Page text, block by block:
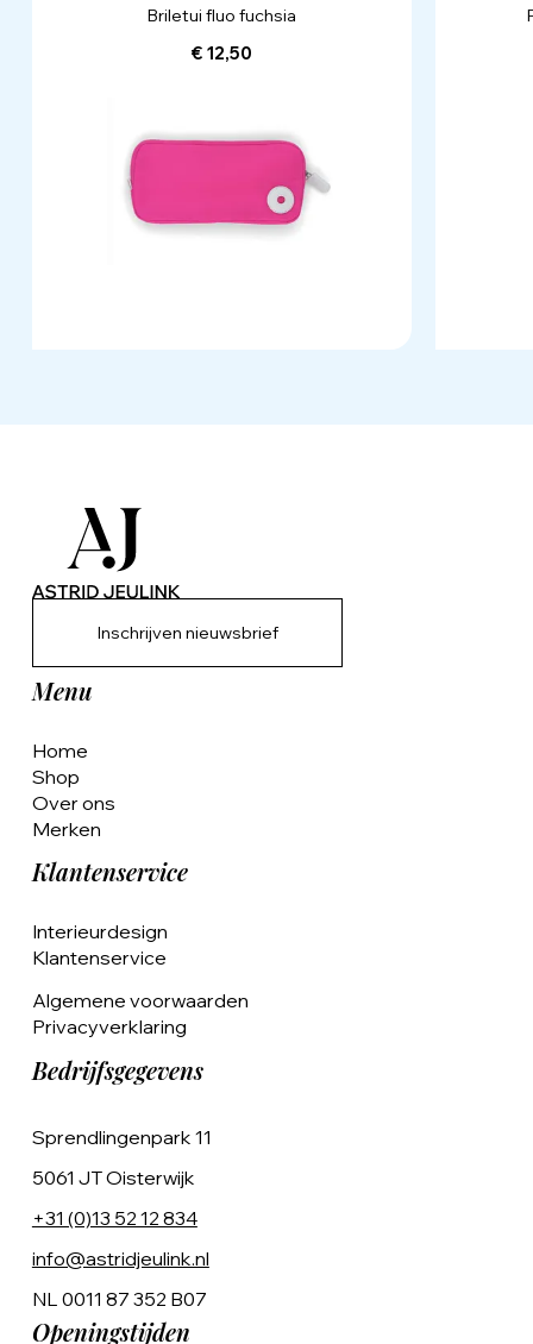
Briletui fluo fuchsia
€ 12,50
Inschrijven nieuwsbrief
Menu
Home
Shop
Over ons
Merken
Klantenservice
Interieurdesign
Klantenservice
Algemene voorwaarden
Privacyverklaring
Bedrijfsgegevens
Sprendlingenpark 11
5061 JT Oisterwijk
+31 (0)13 52 12 834
info@astridjeulink.nl
NL 0011 87 352 B07
Openingstijden